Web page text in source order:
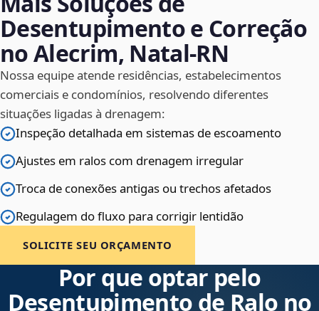
Desentupimento e Correção
no Alecrim, Natal‑RN
Nossa equipe atende residências, estabelecimentos
comerciais e condomínios, resolvendo diferentes
situações ligadas à drenagem:
Inspeção detalhada em sistemas de escoamento
Ajustes em ralos com drenagem irregular
Troca de conexões antigas ou trechos afetados
Regulagem do fluxo para corrigir lentidão
SOLICITE SEU ORÇAMENTO
Por que optar pelo
Desentupimento de Ralo no